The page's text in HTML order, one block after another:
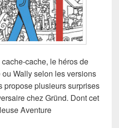
cache, le héros de
Wally selon les versions
propose plusieurs surprises
chez Gründ. Dont cet
Aventure
livre jeu Où est Charlie ?